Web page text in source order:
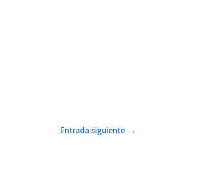
Entrada siguiente →